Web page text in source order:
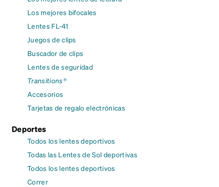
Los mejores bifocales
Lentes FL-41
Juegos de clips
Buscador de clips
Lentes de seguridad
Transitions®
Accesorios
Tarjetas de regalo electrónicas
Deportes
Todos los lentes deportivos
Todas las Lentes de Sol deportivas
Todos los lentes deportivos
Correr